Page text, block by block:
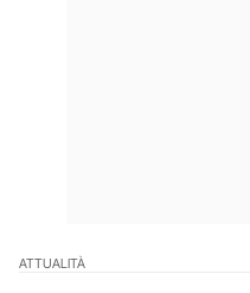
ATTUALITÀ